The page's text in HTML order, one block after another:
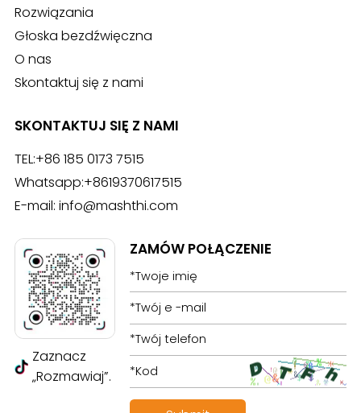
Rozwiązania
Głoska bezdźwięczna
O nas
Skontaktuj się z nami
SKONTAKTUJ SIĘ Z NAMI
TEL:+86 185 0173 7515
Whatsapp:+8619370617515
E-mail: info@mashthi.com
Zaznacz
„Rozmawiaj”.
ZAMÓW POŁĄCZENIE